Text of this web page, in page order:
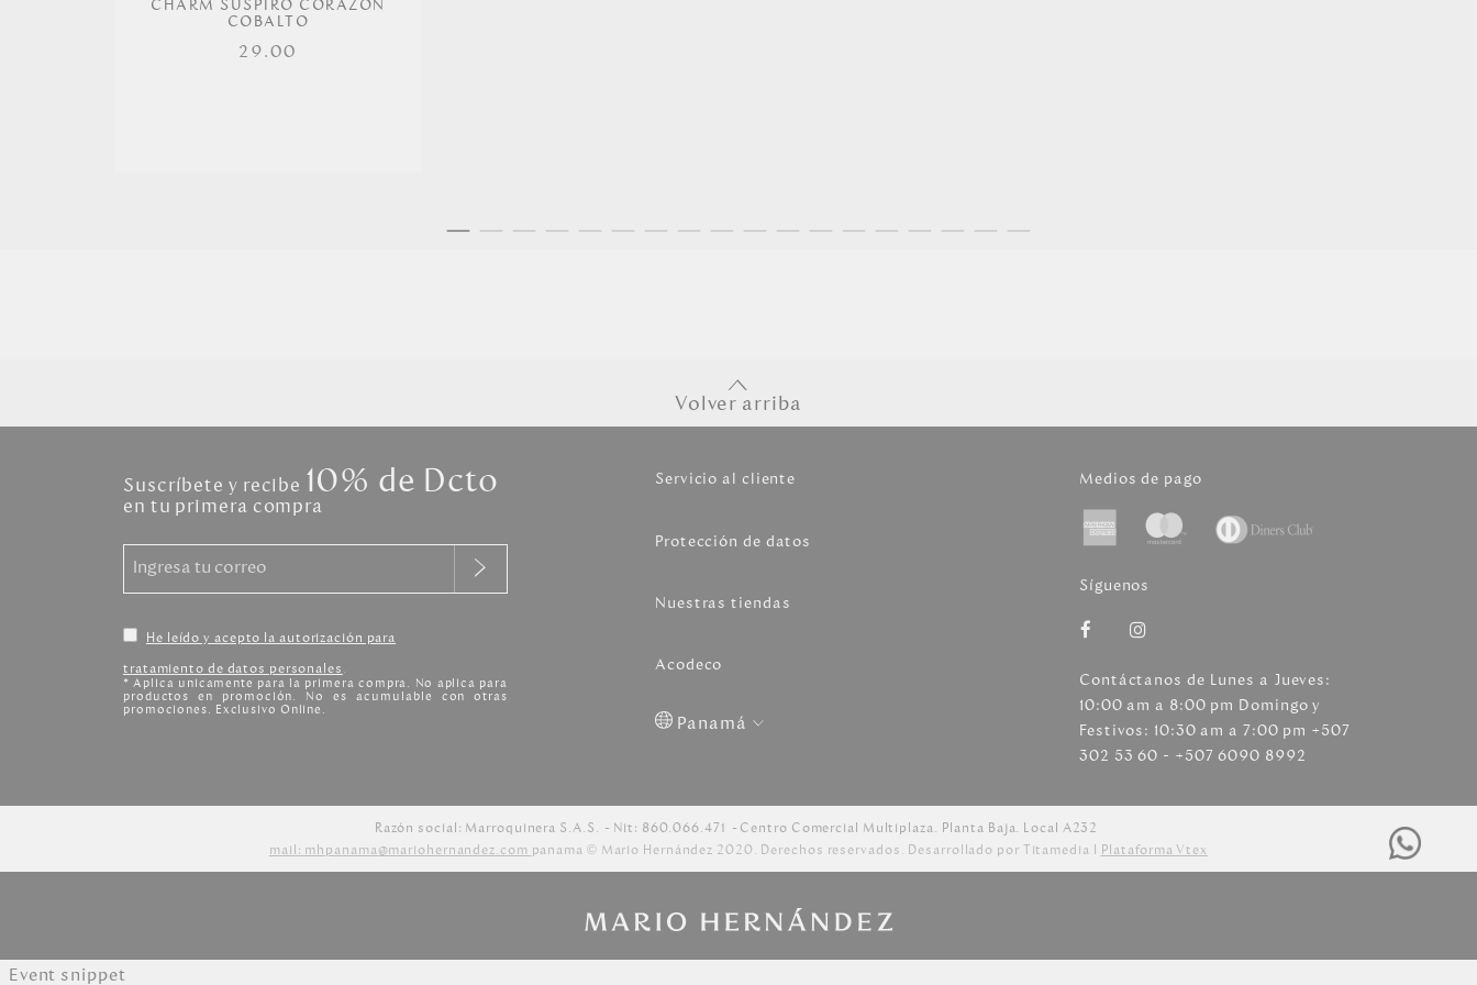
CHARM SUSPIRO CORAZÓN
COBALTO
29.00
Volver arriba
Suscríbete y recibe 10% de Dcto
en tu primera compra
He leído y acepto la autorización para
tratamiento de datos personales.
* Aplica unicamente para la primera compra. No aplica para
productos en promoción. No es acumulable con otras
promociones. Exclusivo Online.
Servicio al cliente
Protección de datos
Nuestras tiendas
Acodeco
Panamá
Medios de pago
Síguenos
Contáctanos de Lunes a Jueves:
10:00 am a 8:00 pm Domingo y
Festivos: 10:30 am a 7:00 pm +507
302 53 60 - +507 6090 8992
Razón social: Marroquinera S.A.S. Nit: 860.066.471
Centro Comercial Multiplaza. Planta Baja. Local A232
mail: mhpanama@mariohernandez.com panama © Mario Hernández 2020. Derechos reservados. Desarrollado por Titamedia l Plataforma Vtex
Event snippet